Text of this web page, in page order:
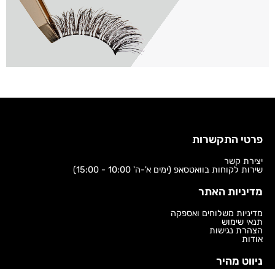
פרטי התקשרות
יצירת קשר
שירות לקוחות בוואטסאפ (ימים א'-ה' 10:00 - 15:00)
מדיניות האתר
מדיניות משלוחים ואספקה
תנאי שימוש
הצהרת נגישות
אודות
ניווט מהיר